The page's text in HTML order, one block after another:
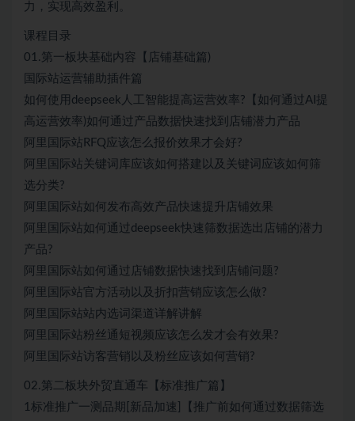
力，实现高效盈利。
课程目录
01.第一板块基础内容【店铺基础篇)
国际站运营辅助插件篇
如何使用deepseek人工智能提高运营效率?【如何通过AI提
高运营效率)如何通过产品数据快速找到店铺潜力产品
阿里国际站RFQ应该怎么报价效果才会好?
阿里国际站关键词库应该如何搭建以及关键词应该如何筛
选分类?
阿里国际站如何发布高效产品快速提升店铺效果
阿里国际站如何通过deepseek快速筛数据选出店铺的潜力
产品?
阿里国际站如何通过店铺数据快速找到店铺问题?
阿里国际站官方活动以及折扣营销应该怎么做?
阿里国际站站内选词渠道详解讲解
阿里国际站粉丝通短视频应该怎么发才会有效果?
阿里国际站访客营销以及粉丝应该如何营销?
02.第二板块外贸直通车【标准推广篇】
1标准推广一测品期[新品加速]【推广前如何通过数据筛选